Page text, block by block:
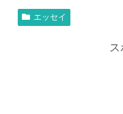
エッセイ